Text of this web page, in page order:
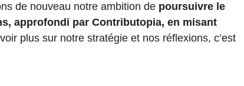
de nouveau notre ambition de poursuivre le
approfondi par Contributopia, en misant
plus sur notre stratégie et nos réflexions, c’est